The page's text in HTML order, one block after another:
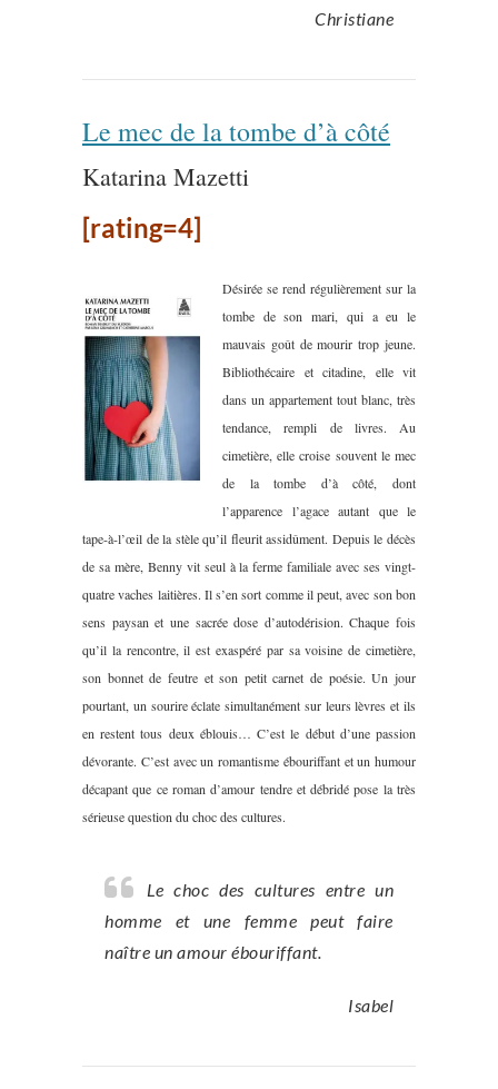
Christiane
Le mec de la tombe d’à côté
Katarina Mazetti
[rating=4]
Désirée se rend régulièrement sur la
tombe de son mari, qui a eu le
mauvais goût de mourir trop jeune.
Bibliothécaire et citadine, elle vit
dans un appartement tout blanc, très
tendance, rempli de livres. Au
cimetière, elle croise souvent le mec
de la tombe d’à côté, dont
l’apparence l’agace autant que le
tape-à-l’œil de la stèle qu’il fleurit assidûment. Depuis le décès
de sa mère, Benny vit seul à la ferme familiale avec ses vingt-
quatre vaches laitières. Il s’en sort comme il peut, avec son bon
sens paysan et une sacrée dose d’autodérision. Chaque fois
qu’il la rencontre, il est exaspéré par sa voisine de cimetière,
son bonnet de feutre et son petit carnet de poésie. Un jour
pourtant, un sourire éclate simultanément sur leurs lèvres et ils
en restent tous deux éblouis… C’est le début d’une passion
dévorante. C’est avec un romantisme ébouriffant et un humour
décapant que ce roman d’amour tendre et débridé pose la très
sérieuse question du choc des cultures.
Le choc des cultures entre un
homme et une femme peut faire
naître un amour ébouriffant.
Isabel